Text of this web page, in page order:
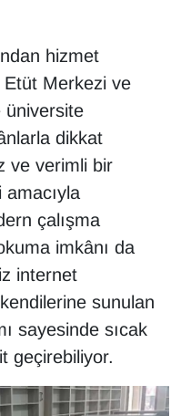
hizmet
Merkezi ve
üniversite
dikkat
ve verimli bir
çalışma
imkânı da
internet
sunulan
sayesinde sıcak
geçirebiliyor.